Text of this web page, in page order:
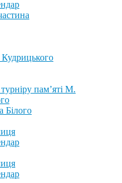
пам’яті М.
Білого